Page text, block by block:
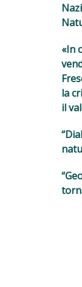
«In
la
il